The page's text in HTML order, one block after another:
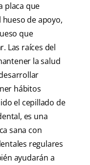
placa que
hueso de apoyo,
que
Las raíces del
la salud
hábitos
el cepillado de
es una
sana con
regulares
ayudarán a